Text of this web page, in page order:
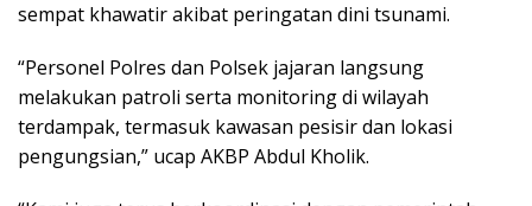
sempat khawatir akibat peringatan dini tsunami.
“Personel Polres dan Polsek jajaran langsung
melakukan patroli serta monitoring di wilayah
terdampak, termasuk kawasan pesisir dan lokasi
pengungsian,” ucap AKBP Abdul Kholik.